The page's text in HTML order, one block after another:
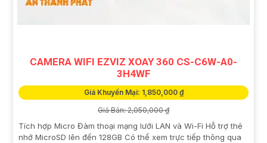
CAMERA WIFI EZVIZ XOAY 360 CS-C6W-A0-
3H4WF
Giá Khuyến Mại: 1,850,000 ₫
Giá Bán: 2,050,000 ₫
Tích hợp Micro Đàm thoại mạng lưới LAN và Wi-Fi Hỗ trợ thẻ
nhớ MicroSD lên đến 128GB Có thể xem trực tiếp thông qua